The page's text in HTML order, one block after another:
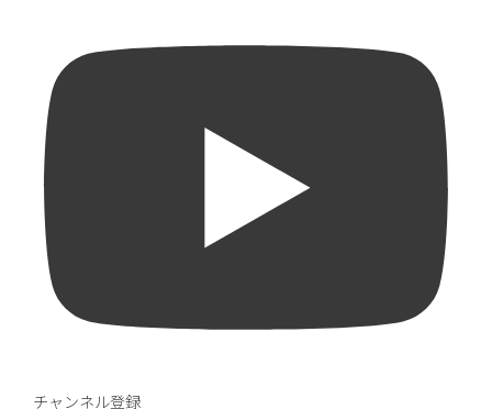
チャンネル登録